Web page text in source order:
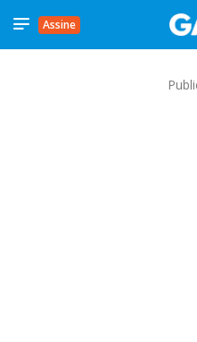
Assine